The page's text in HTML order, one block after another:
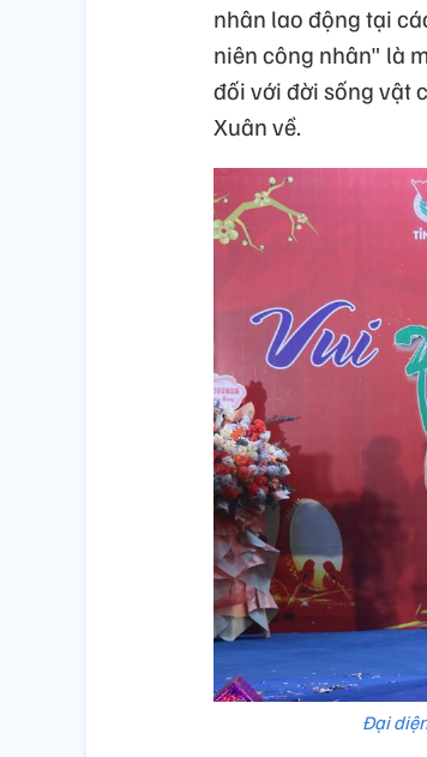
nhân lao động tại
niên công nhân" là
đối với đời sống vật
Xuân về.
Đại